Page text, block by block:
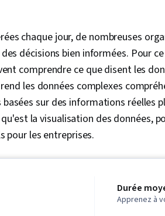
chaque jour, de nombreuses
décisions bien informées. Pour
comprendre ce que disent les
les données complexes
sur des informations réelles
la visualisation des données,
pour les entreprises.
Durée
Apprenez à